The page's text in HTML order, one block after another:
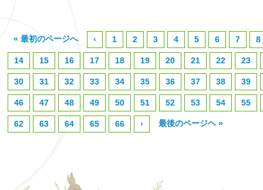
« 最初のページへ ‹ 1 2 3 4 5 6 7 8
14 15 16 17 18 19 20 21 22 23
30 31 32 33 34 35 36 37 38 39
46 47 48 49 50 51 52 53 54 55
62 63 64 65 66 › 最後のページヘ »